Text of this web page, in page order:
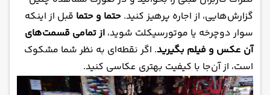
گزارش‌هایی، از اجاره پرهیز کنید. حتما و حتما قبل از اینکه
سوار دوچرخه یا موتورسیکلت شوید، از تمامی قسمت‌های
آن عکس و فیلم بگیرید. اگر نقطه‌ای به نظر شما مشکوک
است، از آن‌جا با کیفیت بهتری عکاسی کنید.